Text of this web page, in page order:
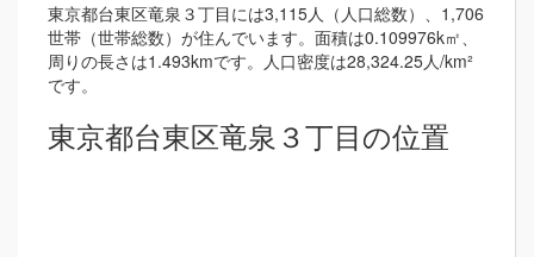
東京都台東区竜泉３丁目には3,115人（人口総数）、1,706
世帯（世帯総数）が住んでいます。面積は0.109976k㎡、
周りの長さは1.493kmです。人口密度は28,324.25人/km²
です。
東京都台東区竜泉３丁目の位置